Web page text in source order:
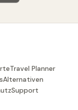
Travel Planner
Alternativen
Support